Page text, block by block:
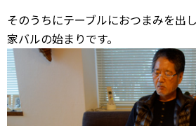
そのうちにテーブルにおつまみを出
家バルの始まりです。